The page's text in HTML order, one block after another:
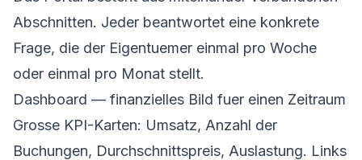
Abschnitten. Jeder beantwortet eine konkrete
Frage, die der Eigentuemer einmal pro Woche
oder einmal pro Monat stellt.
Dashboard — finanzielles Bild fuer einen Zeitraum
Grosse KPI-Karten: Umsatz, Anzahl der
Buchungen, Durchschnittspreis, Auslastung. Links